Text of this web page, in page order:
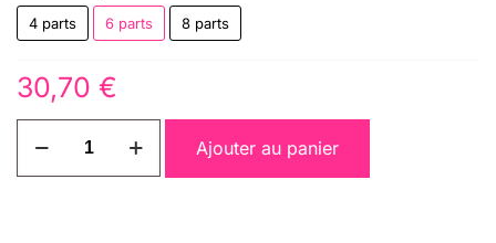
4 parts 6 parts 8 parts
30,70 €
Ajouter au panier